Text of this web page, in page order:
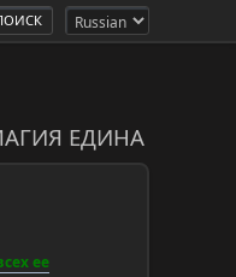
ЕДИНА
ее